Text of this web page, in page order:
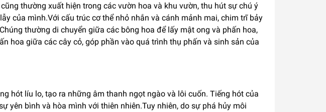
thường xuất hiện trong các vườn hoa và khu vườn, thu hút sự chú ý
của mình.Với cấu trúc cơ thể nhỏ nhắn và cánh mảnh mai, chim trĩ bảy
thường di chuyển giữa các bông hoa để lấy mật ong và phấn hoa,
hoa giữa các cây cỏ, góp phần vào quá trình thụ phấn và sinh sản của
hót líu lo, tạo ra những âm thanh ngọt ngào và lôi cuốn. Tiếng hót của
yên bình và hòa mình với thiên nhiên.Tuy nhiên, do sự phá hủy môi